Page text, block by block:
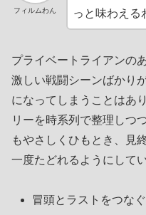
フィルムわん
っと味わえる
プライベートライアンの
激しい戦闘シーンばかり
になってしまうことはあ
リーを時系列で整理しつ
もやさしくひもとき、見
一度たどれるようにして
冒頭とラストをつな